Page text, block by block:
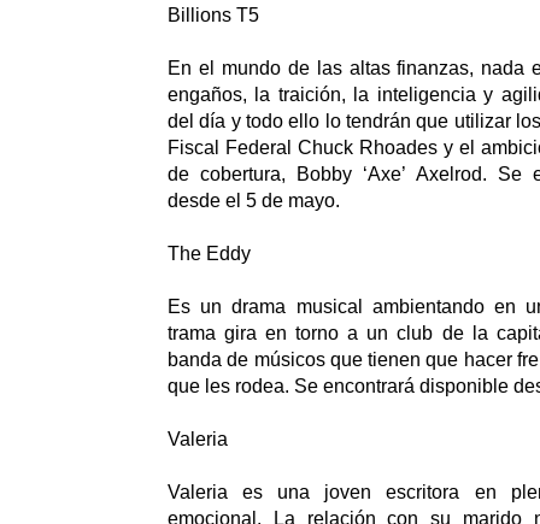
Billions T5
En el mundo de las altas finanzas, nada
engaños, la traición, la inteligencia y
del día y todo ello lo tendrán que utilizar
Fiscal Federal Chuck Rhoades y el
de cobertura, Bobby ‘Axe’ Axelrod. Se
desde el 5 de mayo.
The Eddy
Es un drama musical ambientando en
trama gira en torno a un club de la
banda de músicos que tienen que hacer
que les rodea. Se encontrará disponible
Valeria
Valeria es una joven escritora en
emocional. La relación con su marido